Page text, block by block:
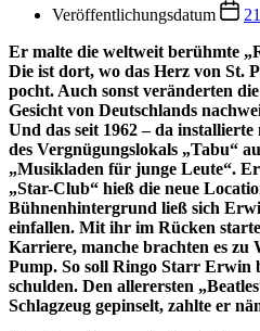
Veröffentlichungsdatum
Er malte die weltweit berühmte
Die ist dort, wo das Herz von St.
pocht. Auch sonst veränderten
Gesicht von Deutschlands
Und das seit 1962 – da
des Vergnügungslokals „Tabu“
„Musikladen für junge Leute“.
„Star-Club“ hieß die neue
Bühnenhintergrund ließ sich
einfallen. Mit ihr im Rücken
Karriere, manche brachten es
Pump. So soll Ringo Starr Erwin
schulden. Den allerersten
Schlagzeug gepinselt, zahlte er